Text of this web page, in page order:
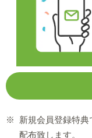
※
新規会員登録特
配布致します。